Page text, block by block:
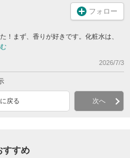
フォロー
！まず、香りが好きです。化粧水は、
2026/7/3
戻る 次へ
すすめ